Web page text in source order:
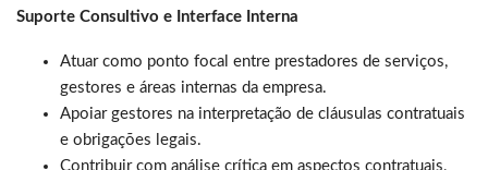
Suporte Consultivo e Interface Interna
Atuar como ponto focal entre prestadores de serviços,
gestores e áreas internas da empresa.
Apoiar gestores na interpretação de cláusulas contratuais
e obrigações legais.
Contribuir com análise crítica em aspectos contratuais,